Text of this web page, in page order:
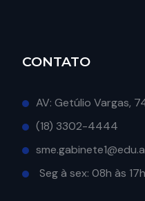
CONTATO
AV: Getúlio Vargas,
(18) 3302-4444
Seg à sex: 08h às 17h